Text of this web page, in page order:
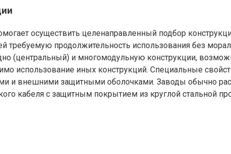
осуществить целенаправленный подбор
продолжительность использования без
(центральный) и многомодульную конструкции,
использование иных конструкций. Специальные
и внешними защитными оболочками. Заводы обычно
кабеля с защитным покрытием из круглой стальной